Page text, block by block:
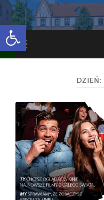
Open toolbar
Toggle
mobile
DZIEŃ: